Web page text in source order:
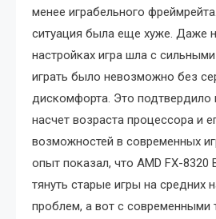
менее играбельного
ситуация была еще хуже. Даже
настройках игра шла с
играть было невозможно без
дискомфорта. Это подтвердило
насчет возраста процессора и
возможностей в современных
опыт показал, что AMD FX-8320
тянуть старые игры на средних
проблем, а вот с современными